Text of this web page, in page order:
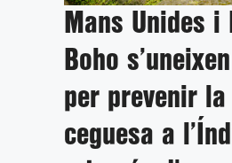
Mans Unides i
Boho s’uneixen
per prevenir la
ceguesa a